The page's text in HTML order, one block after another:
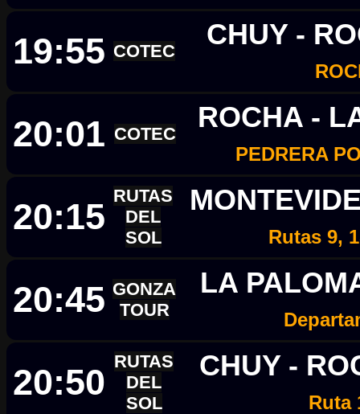
19:55 COTEC
CHUY -
20:01 COTEC
ROCHA -
PEDRERA
20:15
RUTAS
DEL
SOL
Rutas 9,
20:45 GONZA
TOUR
LA
20:50
RUTAS
DEL
SOL
CHUY -
Ruta